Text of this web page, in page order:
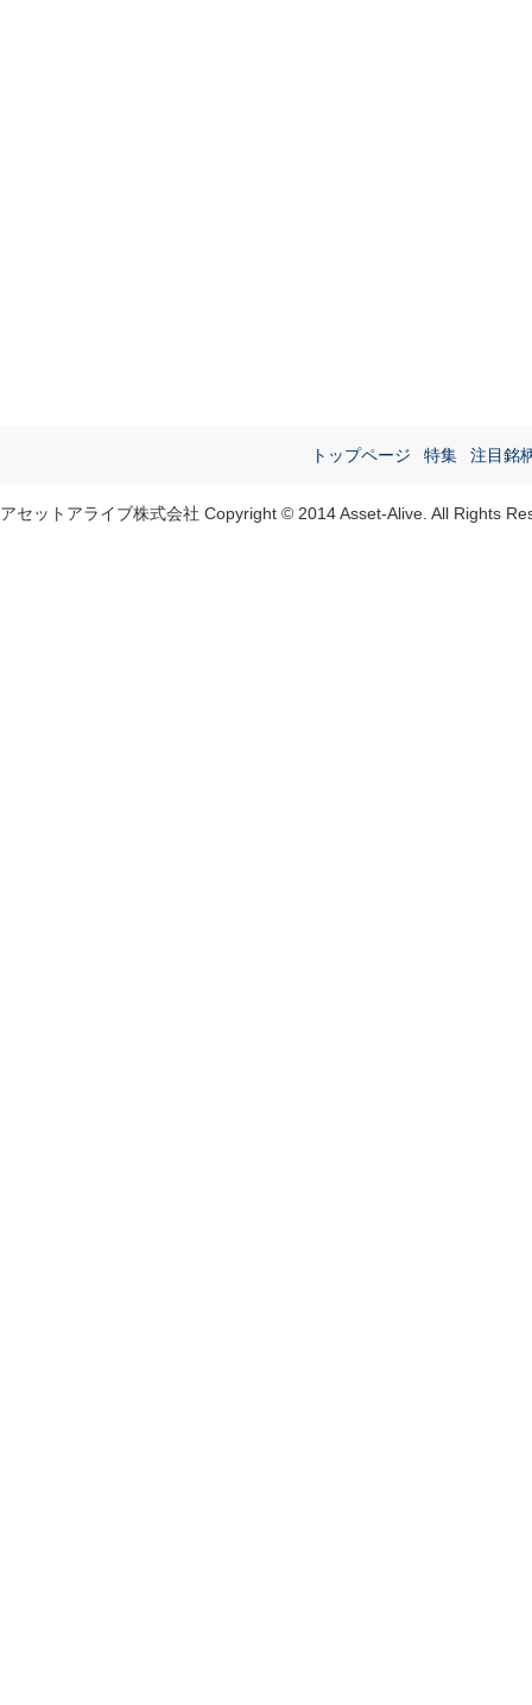
トップページ 特集 注目銘
アセットアライブ株式会社 Copyright © 2014 Asset-Alive. All Rights